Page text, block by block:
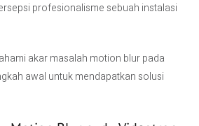
profesionalisme sebuah instalasi
akar masalah motion blur pada
awal untuk mendapatkan solusi